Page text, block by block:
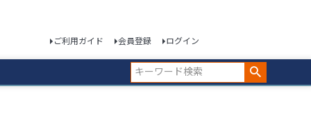
ご利用ガイド 会員登録 ログイン